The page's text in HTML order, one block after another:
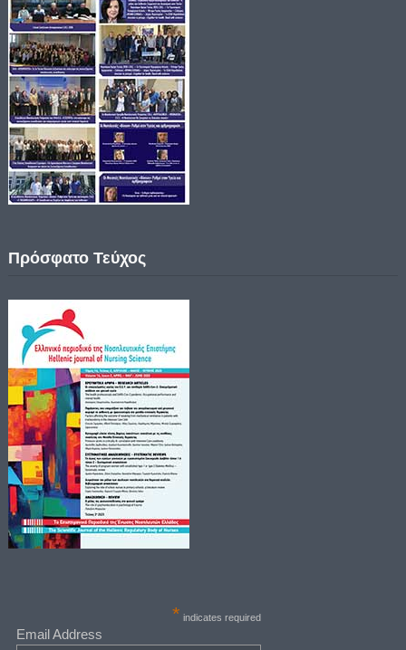
Πρόσφατο Τεύχος
* indicates required
Email Address